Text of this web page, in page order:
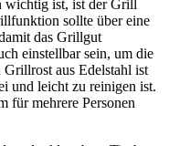
wichtig ist, ist der Grill
sollte über eine
das Grillgut
einstellbar sein, um die
aus Edelstahl ist
und leicht zu reinigen ist.
für mehrere Personen